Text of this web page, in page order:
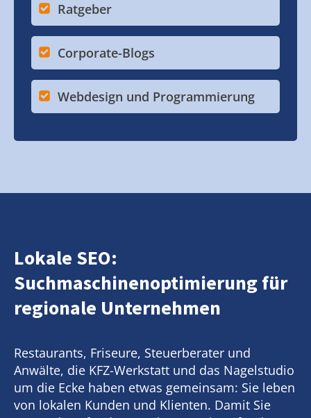
Ratgeber
Corporate-Blogs
Webdesign und Programmierung
Lokale SEO:
Suchmaschinenoptimierung für
regionale Unternehmen
Restaurants, Friseure, Steuerberater und
Anwälte, die KFZ-Werkstatt und das Nagelstudio
um die Ecke haben etwas gemeinsam: Sie leben
von lokalen Kunden und Klienten. Damit Sie